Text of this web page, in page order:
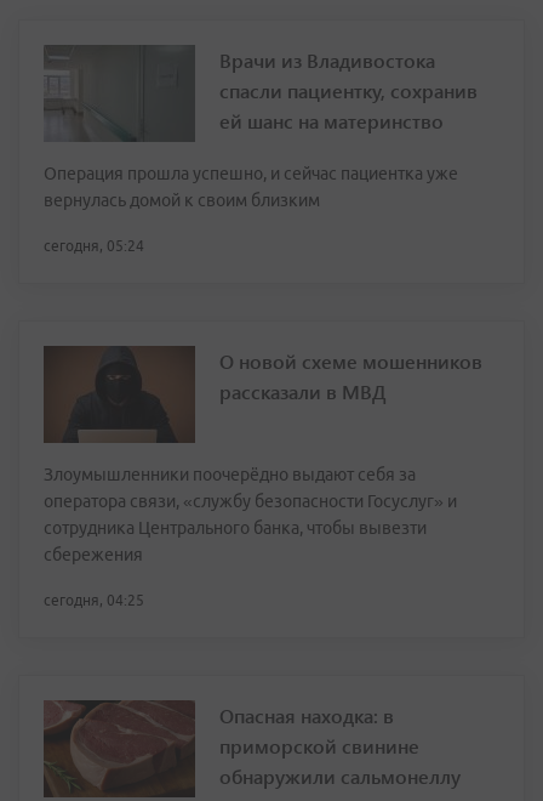
Врачи из Владивостока
спасли пациентку, сохранив
ей шанс на материнство
Операция прошла успешно, и сейчас пациентка уже
вернулась домой к своим близким
сегодня, 05:24
О новой схеме мошенников
рассказали в МВД
Злоумышленники поочерёдно выдают себя за
оператора связи, «службу безопасности Госуслуг» и
сотрудника Центрального банка, чтобы вывезти
сбережения
сегодня, 04:25
Опасная находка: в
приморской свинине
обнаружили сальмонеллу